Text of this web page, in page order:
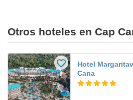
Otros hoteles en Cap
Hotel
Cana